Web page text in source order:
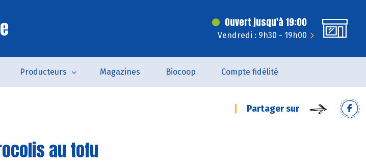
Ouvert jusqu'à 19:00
Vendredi : 9h30 - 19h00
Producteurs Magazines Biocoop Compte fidélité
Partager sur
au tofu